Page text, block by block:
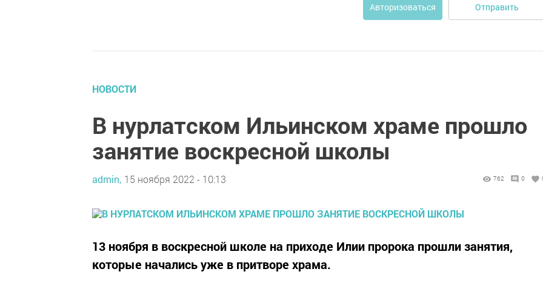
Авторизоваться Отправить
НОВОСТИ
В нурлатском Ильинском храме прошло
занятие воскресной школы
admin, 15 ноября 2022 - 10:13 762 0
13 ноября в воскресной школе на приходе Илии пророка прошли занятия,
которые начались уже в притворе храма.